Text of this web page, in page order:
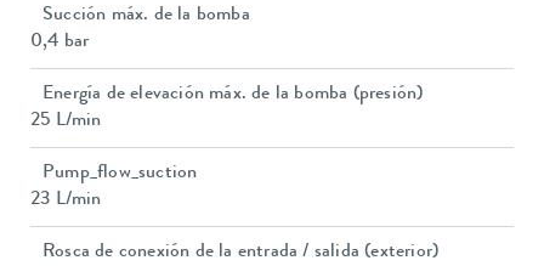
Succión máx. de la bomba
0,4 bar
Energía de elevación máx. de la bomba (presión)
25 L/min
Pump_flow_suction
23 L/min
Rosca de conexión de la entrada / salida (exterior)